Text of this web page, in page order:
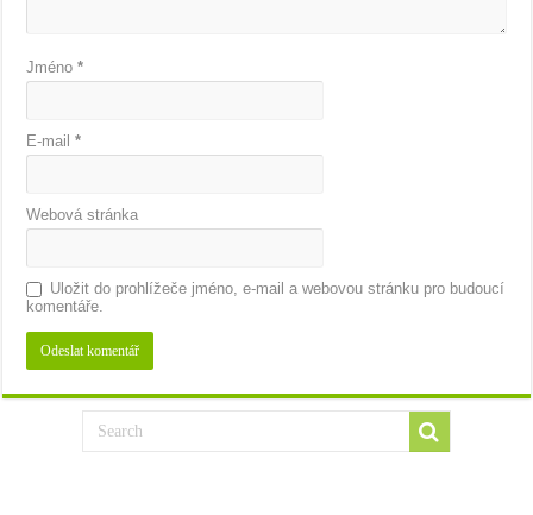
Jméno*
E-mail*
Webová stránka
Uložit do prohlížeče jméno, e-mail a webovou stránku pro budoucí
komentáře.